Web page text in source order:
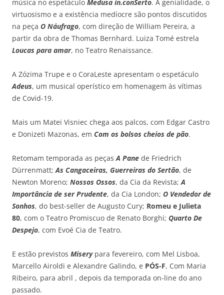
música no espetáculo Medusa in.conSerto. A genialidade, o
virtuosismo e a existência medíocre são pontos discutidos
na peça O Náufrago, com direção de William Pereira, a
partir da obra de Thomas Bernhard. Luiza Tomé estrela
Loucas para amar, no Teatro Renaissance.
A Zózima Trupe e o CoraLeste apresentam o espetáculo
Adeus, um musical operístico em homenagem às vítimas
de Covid-19.
Mais um Matei Visniec chega aos palcos, com Edgar Castro
e Donizeti Mazonas, em Com os bolsos cheios de pão.
Retomam temporada as peçasA Pane de Friedrich
Dürrenmatt;As Cangaceiras, Guerreiras do Sertão, de
Newton Moreno; Nossos Ossos, da Cia da Revista;A
Importância de ser Prudente, da Cia London; O Vendedor de
Sonhos, do best-seller de Augusto Cury; Romeu e Julieta
80, com o Teatro Promiscuo de Renato Borghi; Quarto De
Despejo, com Evoé Cia de Teatro.
E estão previstos Miserypara fevereiro, com Mel Lisboa,
Marcello Airoldi e Alexandre Galindo, e PÓS-F, Com Maria
Ribeiro, para abril , depois da temporada on-line do ano
passado.